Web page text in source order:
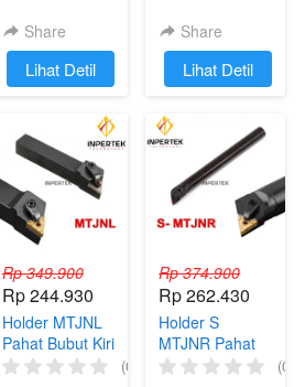
Share
`Lihat Detil
Share
`Lihat Detil
Rp 349.900
Rp 244.930
Holder MTJNL
Pahat Bubut Kiri
Luar / Eksternal
(0)
Rp 374.900
Rp 262.430
Holder S
MTJNR Pahat
Bubut Kanan
(0)